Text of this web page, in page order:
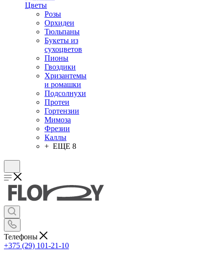
Цветы
Розы
Орхидеи
Тюльпаны
Букеты из
сухоцветов
Пионы
Гвоздики
Хризантемы
и ромашки
Подсолнухи
Протеи
Гортензии
Мимоза
Фрезии
Каллы
+ ЕЩЕ 8
Телефоны
+375 (29) 101-21-10